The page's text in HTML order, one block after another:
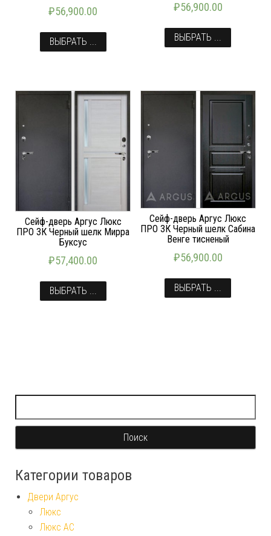
₽56,900.00
ВЫБРАТЬ ...
₽56,900.00
ВЫБРАТЬ ...
Сейф-дверь Аргус Люкс
ПРО 3К Черный шелк Мирра
Буксус
₽57,400.00
ВЫБРАТЬ ...
Сейф-дверь Аргус Люкс
ПРО 3К Черный шелк Сабина
Венге тисненый
₽56,900.00
ВЫБРАТЬ ...
Категории товаров
Двери Аргус
Люкс
Люкс АС